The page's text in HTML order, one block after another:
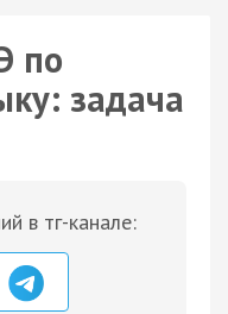
по
задача
в тг-канале: